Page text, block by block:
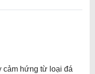
cảm hứng từ loại đá